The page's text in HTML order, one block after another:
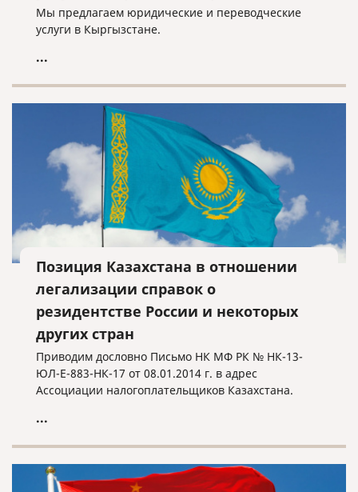
Мы предлагаем юридические и переводческие
услуги в Кыргызстане.
...
Позиция Казахстана в отношении
легализации справок о
резидентстве России и некоторых
других стран
Приводим дословно Письмо НК МФ РК № НК-13-
ЮЛ-Е-883-НК-17 от 08.01.2014 г. в адрес
Ассоциации налогоплательщиков Казахстана.
...